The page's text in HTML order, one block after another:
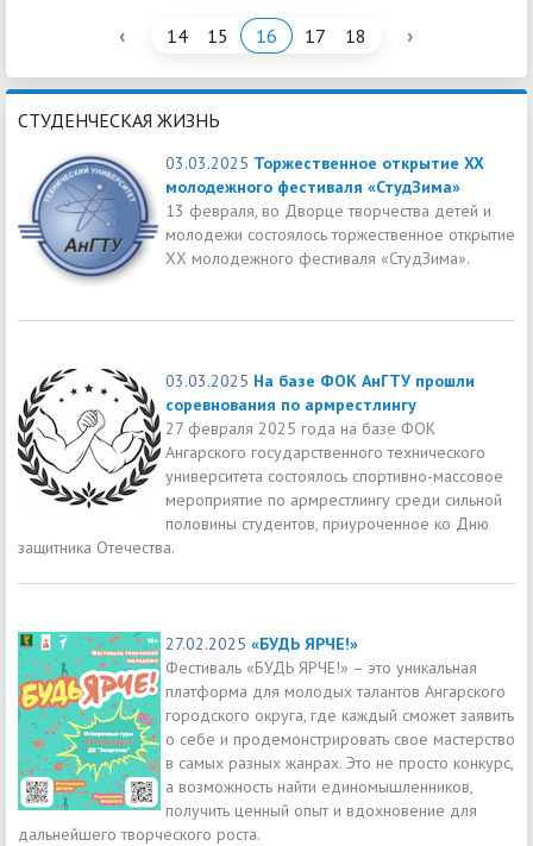
‹ 14 15 16 17 18 ›
СТУДЕНЧЕСКАЯ ЖИЗНЬ
03.03.2025 Торжественное открытие XX
молодежного фестиваля «СтудЗима»
13 февраля, во Дворце творчества детей и
молодежи состоялось торжественное открытие
XX молодежного фестиваля «СтудЗима».
03.03.2025 На базе ФОК АнГТУ прошли
соревнования по армрестлингу
27 февраля 2025 года на базе ФОК
Ангарского государственного технического
университета состоялось спортивно-массовое
мероприятие по армрестлингу среди сильной
половины студентов, приуроченное ко Дню
защитника Отечества.
27.02.2025 «БУДЬ ЯРЧЕ!»
Фестиваль «БУДЬ ЯРЧЕ!» – это уникальная
платформа для молодых талантов Ангарского
городского округа, где каждый сможет заявить
о себе и продемонстрировать свое мастерство
в самых разных жанрах. Это не просто конкурс,
а возможность найти единомышленников,
получить ценный опыт и вдохновение для
дальнейшего творческого роста.